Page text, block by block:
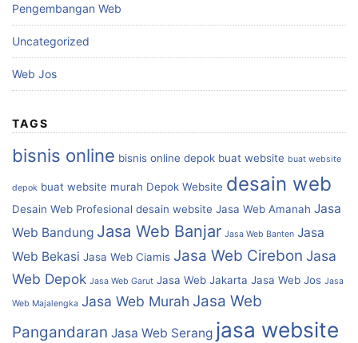
Pengembangan Web
Uncategorized
Web Jos
TAGS
bisnis online bisnis online depok buat website buat website
depok buat website murah Depok Website desain web
Desain Web Profesional desain website Jasa Web Amanah Jasa
Web Bandung Jasa Web Banjar Jasa Web Banten Jasa
Web Bekasi Jasa Web Ciamis Jasa Web Cirebon Jasa
Web Depok Jasa Web Garut Jasa Web Jakarta Jasa Web Jos Jasa
Web Majalengka Jasa Web Murah Jasa Web
Pangandaran Jasa Web Serang jasa website